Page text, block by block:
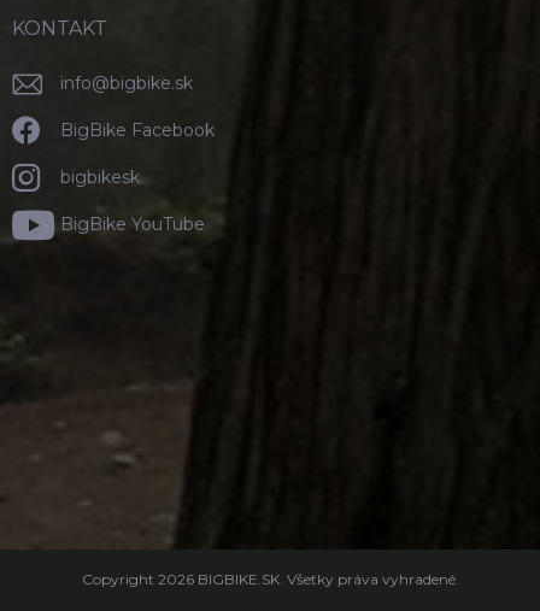
KONTAKT
info@bigbike.sk
BigBike Facebook
bigbikesk
BigBike YouTube
Copyright 2026 BIGBIKE.SK. Všetky práva vyhradené.